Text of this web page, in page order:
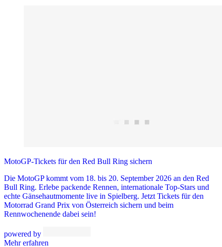
MotoGP-Tickets für den Red Bull Ring sichern
Die MotoGP kommt vom 18. bis 20. September 2026 an den Red
Bull Ring. Erlebe packende Rennen, internationale Top-Stars und
echte Gänsehautmomente live in Spielberg. Jetzt Tickets für den
Motorrad Grand Prix von Österreich sichern und beim
Rennwochenende dabei sein!
powered by
Mehr erfahren